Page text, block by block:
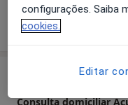
Serviços e preços
Consulta domiciliar
configurações. Saiba
cookies.
Editar